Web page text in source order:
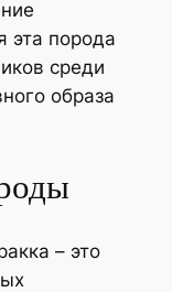
эта порода
среди
образа
– это